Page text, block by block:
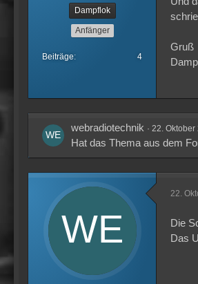
Dampflok
Anfänger
Beiträge 4
Gruß
webradiotechnik 22. Oktober
Hat das Thema aus dem
22.
Die
Das